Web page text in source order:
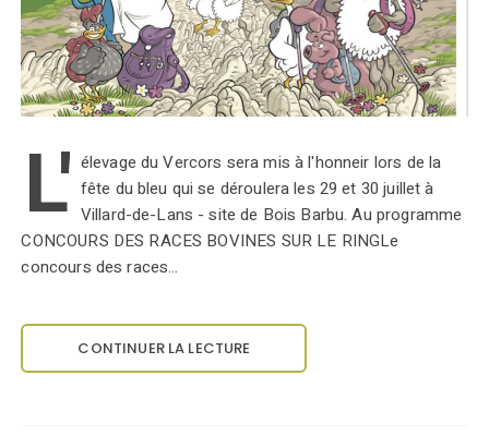
L' élevage du Vercors sera mis à l'honneir lors de la
fête du bleu qui se déroulera les 29 et 30 juillet à
Villard-de-Lans - site de Bois Barbu. Au programme
CONCOURS DES RACES BOVINES SUR LE RINGLe
concours des races…
CONTINUER LA LECTURE